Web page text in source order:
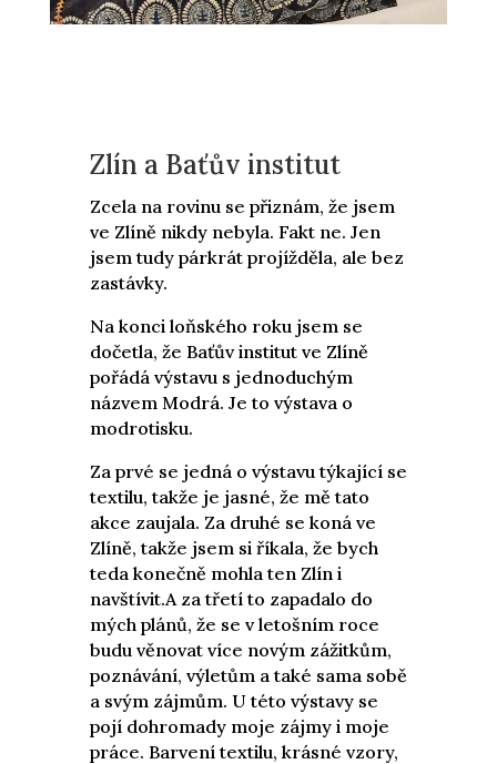
Zlín a Baťův institut
Zcela na rovinu se přiznám, že jsem
ve Zlíně nikdy nebyla. Fakt ne. Jen
jsem tudy párkrát projížděla, ale bez
zastávky.
Na konci loňského roku jsem se
dočetla, že Baťův institut ve Zlíně
pořádá výstavu s jednoduchým
názvem Modrá. Je to výstava o
modrotisku.
Za prvé se jedná o výstavu týkající se
textilu, takže je jasné, že mě tato
akce zaujala. Za druhé se koná ve
Zlíně, takže jsem si říkala, že bych
teda konečně mohla ten Zlín i
navštívit.A za třetí to zapadalo do
mých plánů, že se v letošním roce
budu věnovat více novým zážitkům,
poznávání, výletům a také sama sobě
a svým zájmům. U této výstavy se
pojí dohromady moje zájmy i moje
práce. Barvení textilu, krásné vzory,